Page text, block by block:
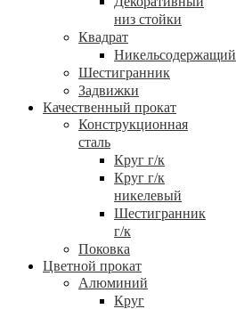
низ стойки
Квадрат
Никельсодержащий
Шестигранник
Задвижки
Качественный прокат
Конструкционная
сталь
Круг г/к
Круг г/к
никелевый
Шестигранник
г/к
Поковка
Цветной прокат
Алюминий
Круг